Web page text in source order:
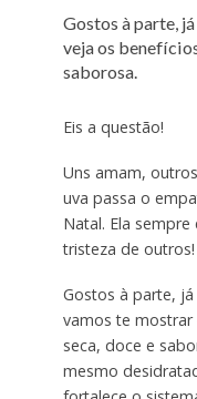
Gostos à parte,
veja os
saborosa.
Eis a questão!
Uns amam,
uva passa o
Natal. Ela
tristeza de outros!
Gostos à parte,
vamos te mostrar
seca, doce e
mesmo